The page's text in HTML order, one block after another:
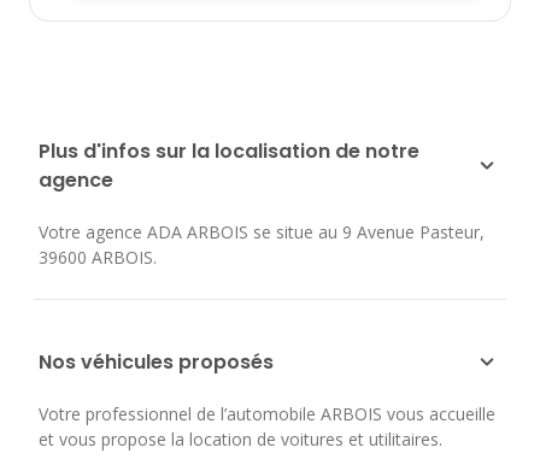
Plus d'infos sur la localisation de notre
agence
Votre agence ADA ARBOIS se situe au 9 Avenue Pasteur,
39600 ARBOIS.
Nos véhicules proposés
Votre professionnel de l’automobile ARBOIS vous accueille
et vous propose la location de voitures et utilitaires.